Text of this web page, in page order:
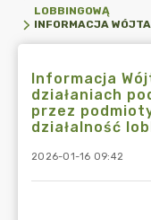
LOBBINGOWĄ
Informacja
działaniach
przez
działalność
2026-01-16 09:42